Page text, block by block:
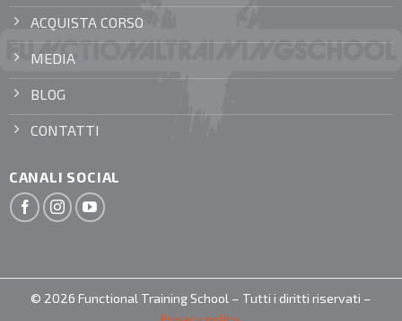
ACQUISTA CORSO
MEDIA
BLOG
CONTATTI
CANALI SOCIAL
© 2026 Functional Training School – Tutti i diritti riservati –